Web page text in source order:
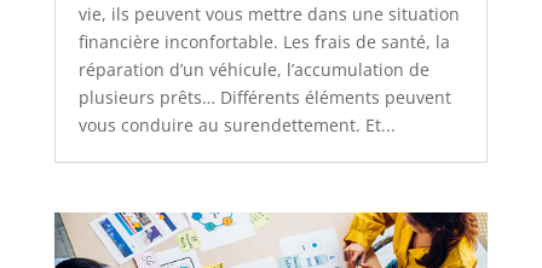
vie, ils peuvent vous mettre dans une situation
financière inconfortable. Les frais de santé, la
réparation d’un véhicule, l’accumulation de
plusieurs prêts… Différents éléments peuvent
vous conduire au surendettement. Et...